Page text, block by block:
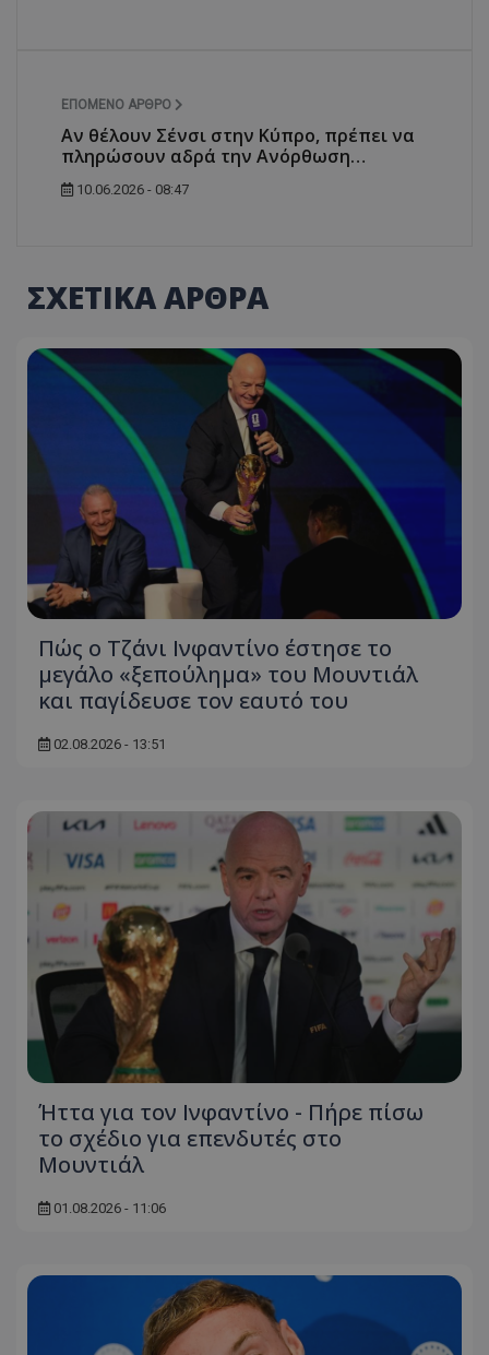
ΕΠΌΜΕΝΟ ΆΡΘΡΟ
Αν θέλουν Σένσι στην Κύπρο, πρέπει να
πληρώσουν αδρά την Ανόρθωση…
10.06.2026 - 08:47
ΣΧΕΤΙΚΑ ΑΡΘΡΑ
Πώς ο Τζάνι Ινφαντίνο έστησε το
μεγάλο «ξεπούλημα» του Μουντιάλ
και παγίδευσε τον εαυτό του
02.08.2026 - 13:51
Ήττα για τον Ινφαντίνο - Πήρε πίσω
το σχέδιο για επενδυτές στο
Μουντιάλ
01.08.2026 - 11:06